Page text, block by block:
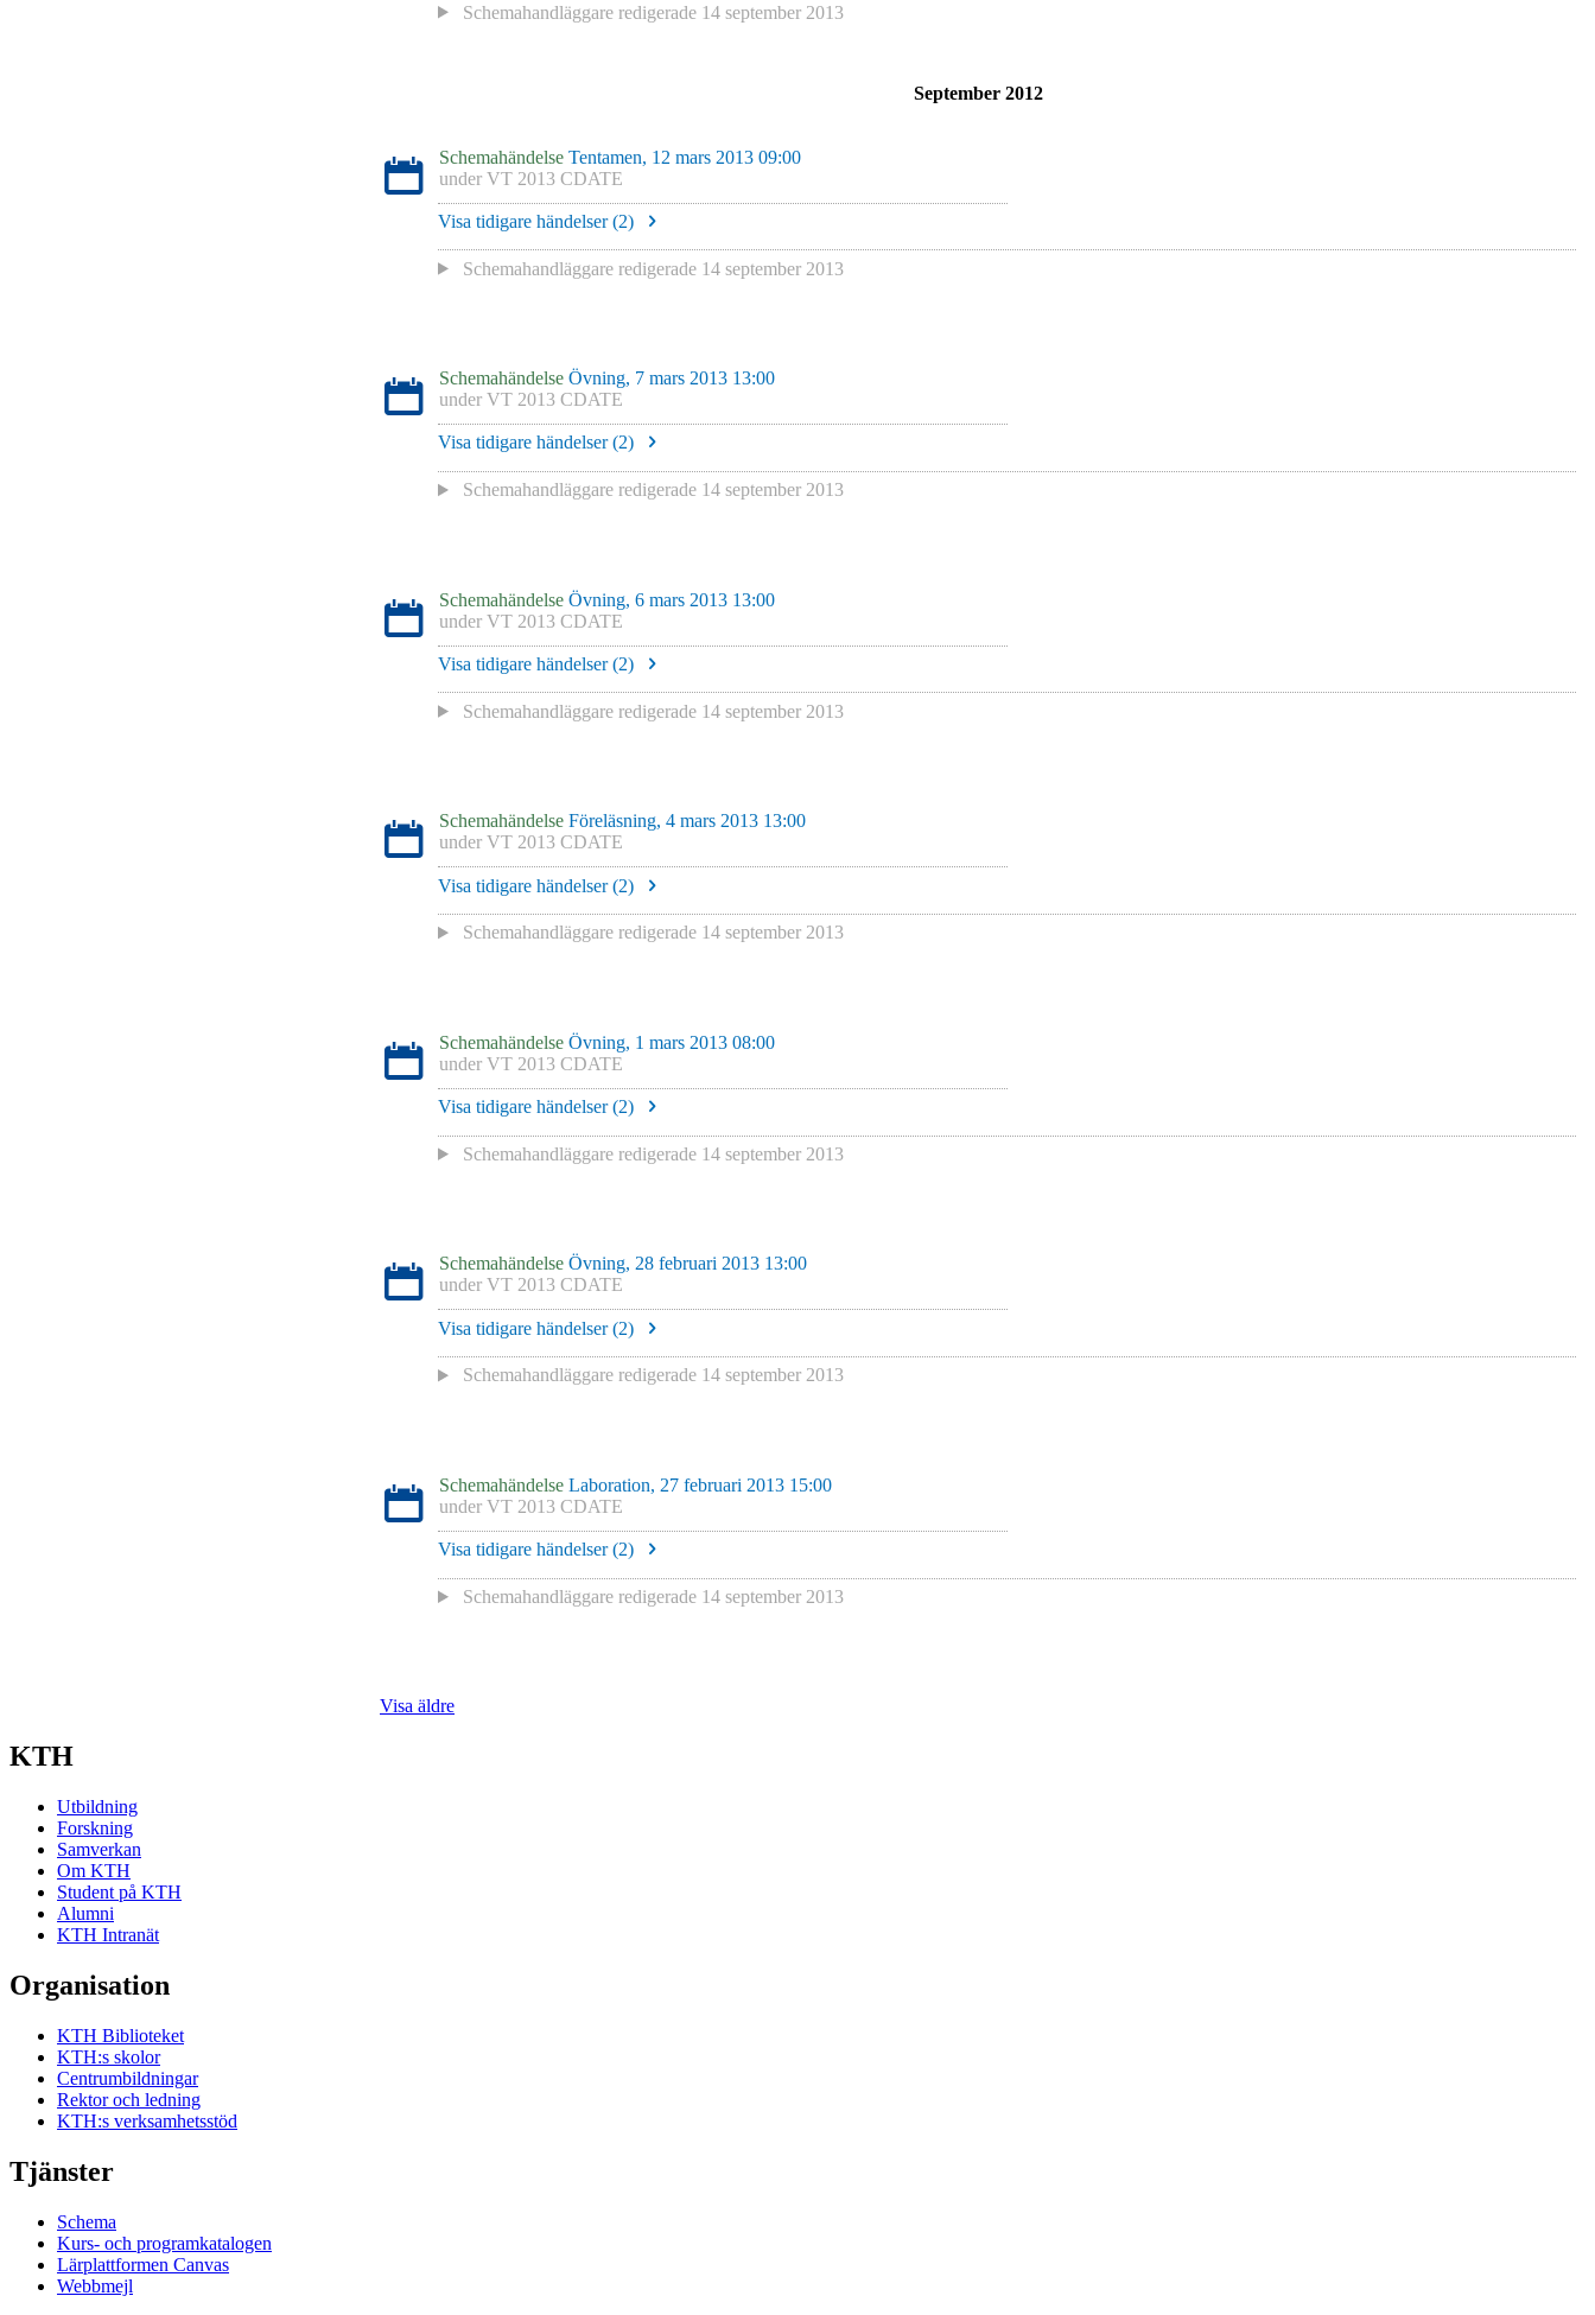
Schemahandläggare redigerade 14 september 2013
September 2012
Schemahändelse Tentamen, 12 mars 2013 09:00
under VT 2013 CDATE
Visa tidigare händelser (2)
Schemahandläggare redigerade 14 september 2013
Schemahändelse Övning, 7 mars 2013 13:00
under VT 2013 CDATE
Visa tidigare händelser (2)
Schemahandläggare redigerade 14 september 2013
Schemahändelse Övning, 6 mars 2013 13:00
under VT 2013 CDATE
Visa tidigare händelser (2)
Schemahandläggare redigerade 14 september 2013
Schemahändelse Föreläsning, 4 mars 2013 13:00
under VT 2013 CDATE
Visa tidigare händelser (2)
Schemahandläggare redigerade 14 september 2013
Schemahändelse Övning, 1 mars 2013 08:00
under VT 2013 CDATE
Visa tidigare händelser (2)
Schemahandläggare redigerade 14 september 2013
Schemahändelse Övning, 28 februari 2013 13:00
under VT 2013 CDATE
Visa tidigare händelser (2)
Schemahandläggare redigerade 14 september 2013
Schemahändelse Laboration, 27 februari 2013 15:00
under VT 2013 CDATE
Visa tidigare händelser (2)
Schemahandläggare redigerade 14 september 2013
Visa äldre
KTH
Utbildning
Forskning
Samverkan
Om KTH
Student på KTH
Alumni
KTH Intranät
Organisation
KTH Biblioteket
KTH:s skolor
Centrumbildningar
Rektor och ledning
KTH:s verksamhetsstöd
Tjänster
Schema
Kurs- och programkatalogen
Lärplattformen Canvas
Webbmejl